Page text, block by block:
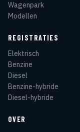
Wagenpark
Modellen
REGISTRATIES
Elektrisch
Benzine
Diesel
Benzine-hybride
Diesel-hybride
OVER